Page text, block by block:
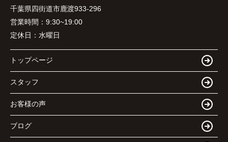
千葉県四街道市鹿渡933-296
営業時間： 9:30~19:00
定休日： 水曜日
トップページ
スタッフ
お客様の声
ブログ